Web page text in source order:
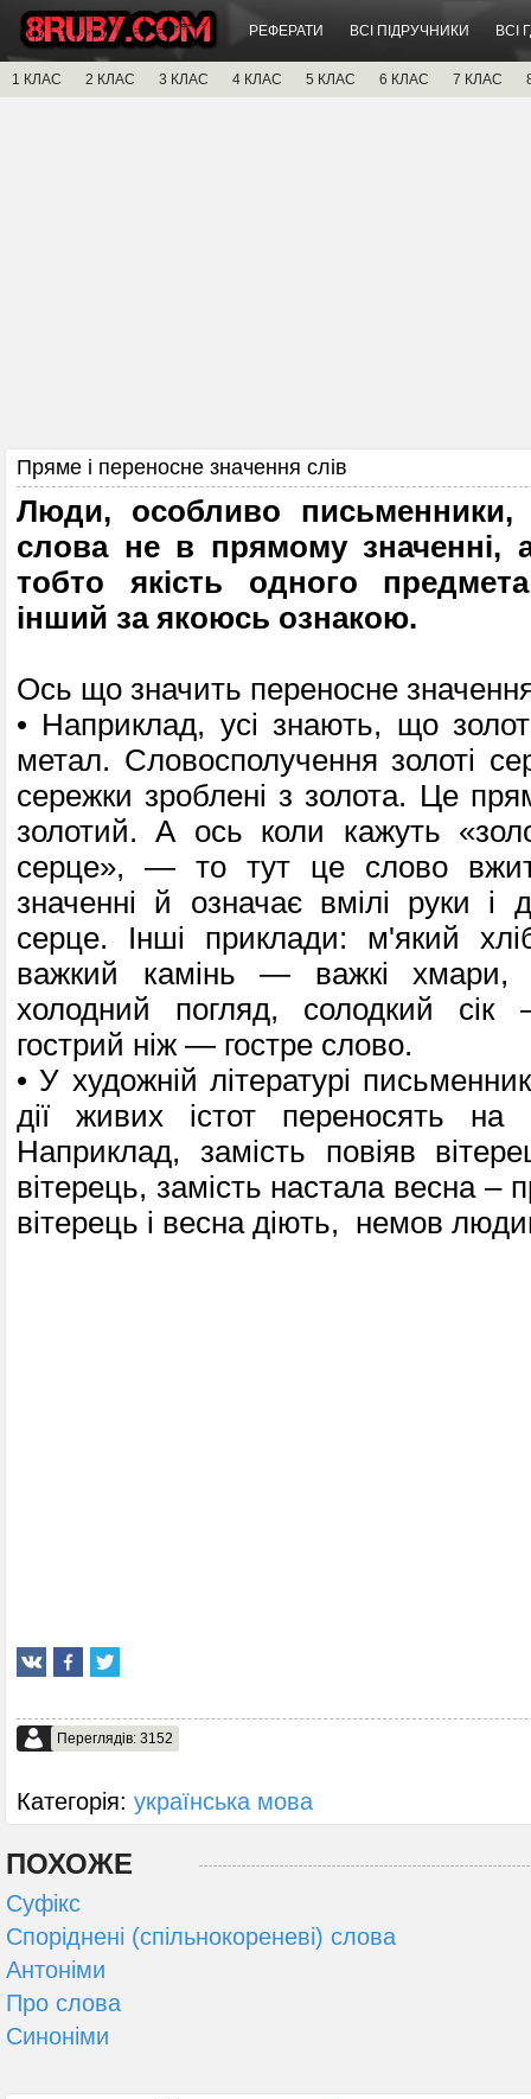
РЕФЕРАТИ ВСІ ПІДРУЧНИКИ ВСІ
1 КЛАС 2 КЛАС 3 КЛАС 4 КЛАС 5 КЛАС 6 КЛАС 7 КЛАС
Пряме і переносне значення слів
Люди, особливо письменники,
слова не в прямому значенні,
тоб­то якість одного
інший за якоюсь ознакою.
Ось що значить пере­носне
• Наприклад, усі знають, що
метал. Словосполучення золоті
сережки зроблені з золота. Це
золотий. А ось коли кажуть
серце», — то тут це слово
значенні й означає вмілі руки і
серце. Інші приклади: м'який
важкий камінь — важкі
холодний погляд, солодкий сік
гострий ніж — гостре слово.
• У художній літературі
дії живих істот переносять на
Наприклад, замість повіяв
вітерець, замість настала весна –
вітерець і весна діють, немов
Переглядів: 3152
Категорія: українська мова
ПОХОЖЕ
Суфікс
Споріднені (спільнокореневі) слова
Антоніми
Про слова
Синоніми